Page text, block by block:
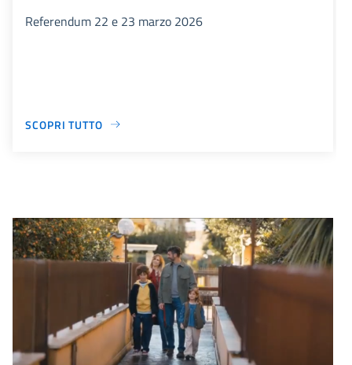
Referendum 22 e 23 marzo 2026
SCOPRI TUTTO